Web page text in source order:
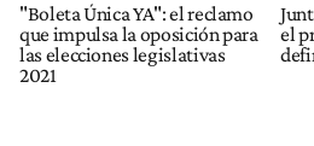
"Boleta Única YA": el reclamo
que impulsa la oposición para
las elecciones legislativas
2021
el